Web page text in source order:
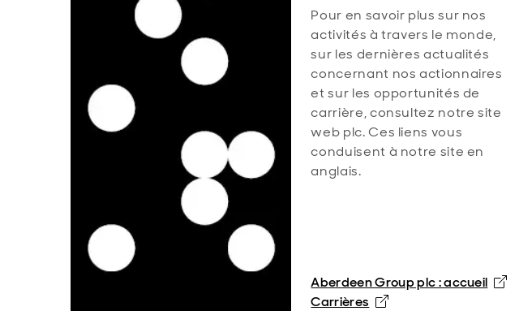
Pour en savoir plus sur nos
activités à travers le monde,
sur les dernières actualités
concernant nos actionnaires
et sur les opportunités de
carrière, consultez notre site
web plc. Ces liens vous
conduisent à notre site en
anglais.
Aberdeen Group plc : accueil
Carrières